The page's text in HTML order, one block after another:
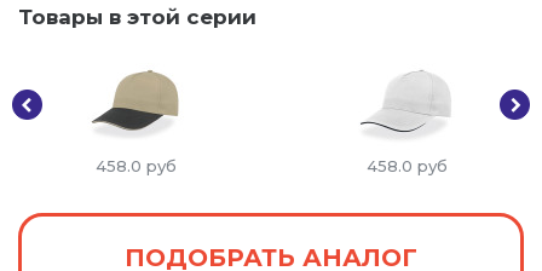
Товары в этой серии
458.0 руб 458.0 руб
ПОДОБРАТЬ АНАЛОГ